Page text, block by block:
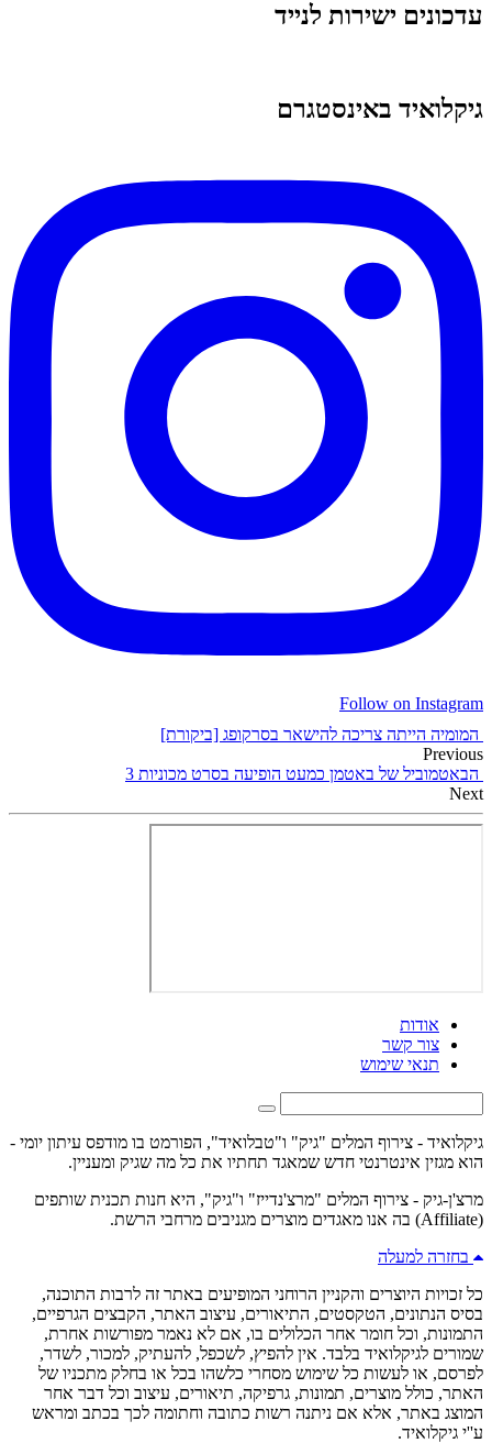
עדכונים ישירות לנייד
גיקלואיד באינסטגרם
Follow on Instagram
המומיה הייתה צריכה להישאר בסרקופג [ביקורת]
Previous
הבאטמוביל של באטמן כמעט הופיעה בסרט מכוניות 3
Next
אודות
צור קשר
תנאי שימוש
גיקלואיד - צירוף המלים "גיק" ו"טבלואיד", הפורמט בו מודפס עיתון יומי -
הוא מגזין אינטרנטי חדש שמאגד תחתיו את כל מה שגיק ומעניין.
מרצ'ן-גיק - צירוף המלים "מרצ'נדייז" ו"גיק", היא חנות תכנית שותפים
(Affiliate) בה אנו מאגדים מוצרים מגניבים מרחבי הרשת.
בחזרה למעלה
כל זכויות היוצרים והקניין הרוחני המופיעים באתר זה לרבות התוכנה,
בסיס הנתונים, הטקסטים, התיאורים, עיצוב האתר, הקבצים הגרפיים,
התמונות, וכל חומר אחר הכלולים בו, אם לא נאמר מפורשות אחרת,
שמורים לגיקלואיד בלבד. אין להפיץ, לשכפל, להעתיק, למכור, לשדר,
לפרסם, או לעשות כל שימוש מסחרי כלשהו בכל או בחלק מתכניו של
האתר, כולל מוצרים, תמונות, גרפיקה, תיאורים, עיצוב וכל דבר אחר
המוצג באתר, אלא אם ניתנה רשות כתובה וחתומה לכך בכתב ומראש
ע''י גיקלואיד.